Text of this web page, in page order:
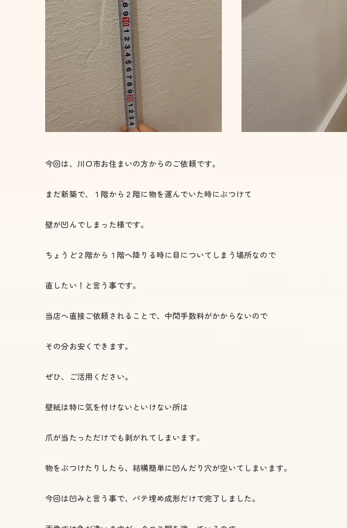
今回は、川口市お住まいの方からのご依頼です。
まだ新築で、１階から２階に物を運んでいた時にぶつけて
壁が凹んでしまった様です。
ちょうど２階から１階へ降りる時に目についてしまう場所なので
直したい！と言う事です。
当店へ直接ご依頼されることで、中間手数料がかからないので
その分お安くできます。
ぜひ、ご活用ください。
壁紙は特に気を付けないといけない所は
爪が当たっただけでも剥がれてしまいます。
物をぶつけたりしたら、結構簡単に凹んだり穴が空いてしまいます。
今回は凹みと言う事で、パテ埋め成形だけで完了しました。